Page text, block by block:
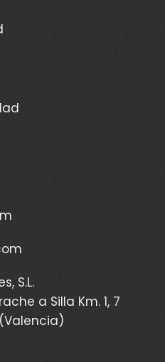
S.L.
a Silla Km. 1, 7